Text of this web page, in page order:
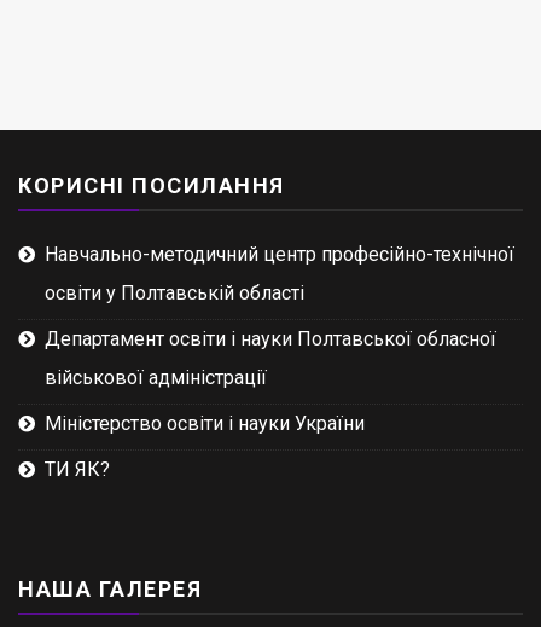
КОРИСНІ ПОСИЛАННЯ
Навчально-методичний центр професійно-технічної
освіти у Полтавській області
Департамент освіти і науки Полтавської обласної
військової адміністрації
Міністерство освіти і науки України
ТИ ЯК?
НАША ГАЛЕРЕЯ